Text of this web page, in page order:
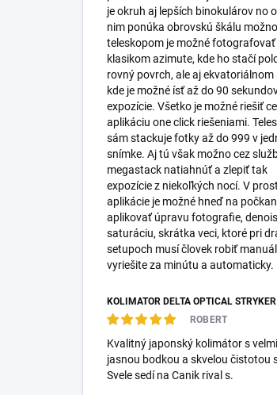
je okruh aj lepších binokulárov no
nim ponúka obrovskú škálu
teleskopom je možné fotografovať
klasikom azimute, kde ho stačí
rovný povrch, ale aj ekvatoriálnom
kde je možné ísť až do 90
expozície. Všetko je možné riešiť
aplikáciu one click riešeniami.
sám stackuje fotky až do 999 v
snímke. Aj tú však možno cez
megastack natiahnúť a zlepiť tak
expozície z niekoľkých nocí. V
aplikácie je možné hneď na
aplikovať úpravu fotografie,
saturáciu, skrátka veci, ktoré pri
setupoch musí človek robiť
vyriešite za minútu a automaticky.
ROBERT
Kvalitný japonský kolimátor s velmi
jasnou bodkou a skvelou čistotou
Svele sedí na Canik rival s.